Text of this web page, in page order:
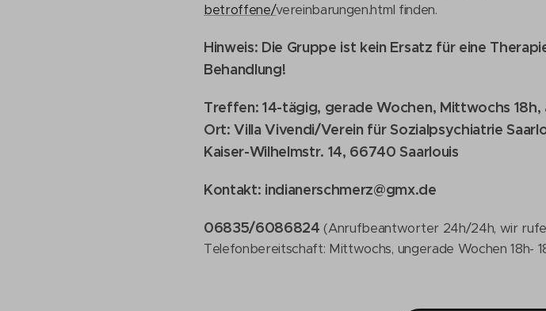
betroffene/vereinbarungen.html finden.
Hinweis: Die Gruppe ist kein Ersatz für eine
Behandlung!
Treffen: 14-tägig, gerade Wochen, Mittwochs 18h,
Ort: Villa Vivendi/Verein für Sozialpsychiatrie
Kaiser-Wilhelmstr. 14, 66740 Saarlouis
Kontakt: indianerschmerz@gmx.de
06835/6086824(Anrufbeantworter 24h/24h, wir
Telefonbereitschaft: Mittwochs, ungerade Wochen 18h-